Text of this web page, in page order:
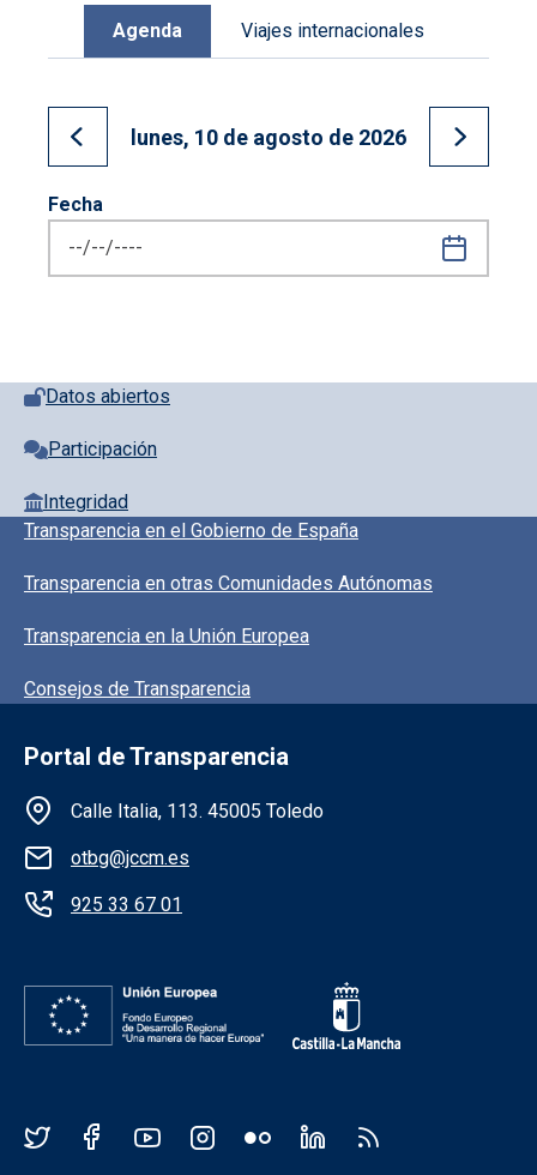
Agenda Viajes internacionales
Ir al día anterior
lunes, 10 de agosto de 2026
Ir al día
Fecha
Pie de página con iconos
Datos abiertos
Participación
Integridad
Pie de pagina información
Transparencia en el Gobierno de España
Transparencia en otras Comunidades Autónomas
Transparencia en la Unión Europea
Consejos de Transparencia
Portal de Transparencia
Información de la institución
Calle Italia, 113. 45005 Toledo
otbg@jccm.es
925 33 67 01
Redes sociales JCCM